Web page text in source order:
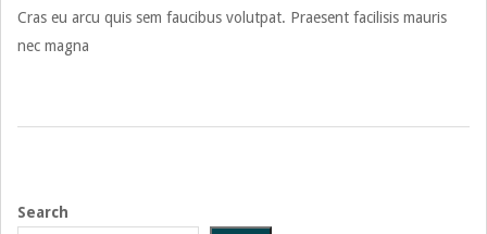
Cras eu arcu quis sem faucibus volutpat. Praesent facilisis mauris
nec magna
Search